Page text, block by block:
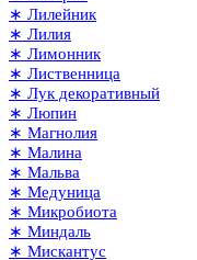
∗ Лилейник
∗ Лилия
∗ Лимонник
∗ Лиственница
∗ Лук декоративный
∗ Люпин
∗ Магнолия
∗ Малина
∗ Мальва
∗ Медуница
∗ Микробиота
∗ Миндаль
∗ Мискантус